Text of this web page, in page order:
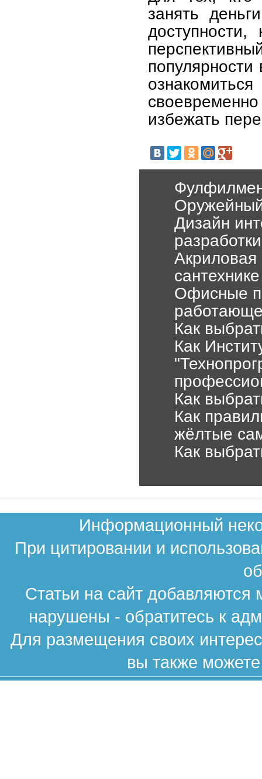
занять
избежать
Дизайн
Акриловая
Офисные
Как
Как
Как
Как
жёлтые
Как
Информационный
При цитировании и
Статьи на сайт
нарушены - обратитесь к
Для размещения своих
вы также